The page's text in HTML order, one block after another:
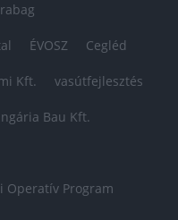
ÉVOSZ Cegléd
Kft. vasútfejlesztés
Bau Kft.
Operatív Program